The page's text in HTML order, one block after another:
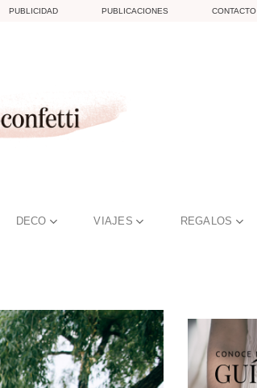
PUBLICIDAD PUBLICACIONES CONTACTO
DECO VIAJES REGALOS